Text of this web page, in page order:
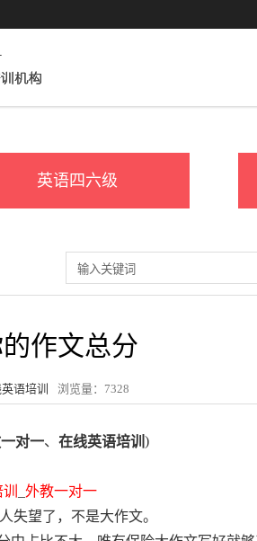
英语四六级
作文总分
语培训 浏览量： 7328
对一、 在线英语培训 )
外教一对一
失望了，不是大作文。